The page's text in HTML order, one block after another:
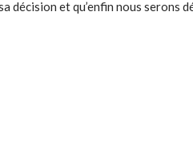
et qu’enfin nous serons